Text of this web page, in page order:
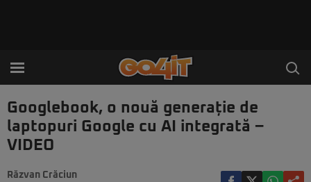
Googlebook, o nouă generație de
laptopuri Google cu AI integrată –
VIDEO
Răzvan Crăciun